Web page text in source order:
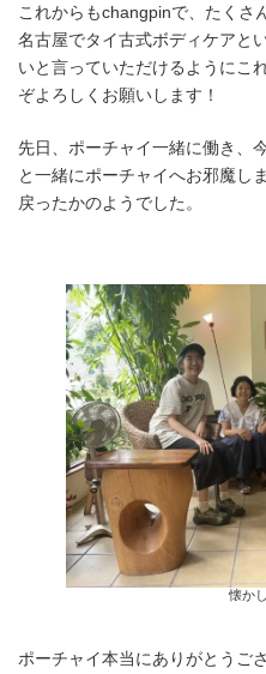
これからもchangpinで、たくさ
名古屋でタイ古式ボディケアと
いと言っていただけるようにこ
ぞよろしくお願いします！
先日、ポーチャイ一緒に働き、
と一緒にポーチャイへお邪魔し
戻ったかのようでした。
懐か
ポーチャイ本当にありがとうご